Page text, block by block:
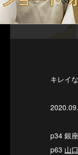
キレイ
p34 銀
p63 山